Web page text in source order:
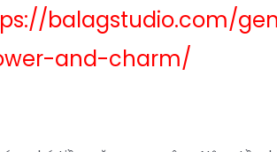
balagstudio.com/
and-charm/